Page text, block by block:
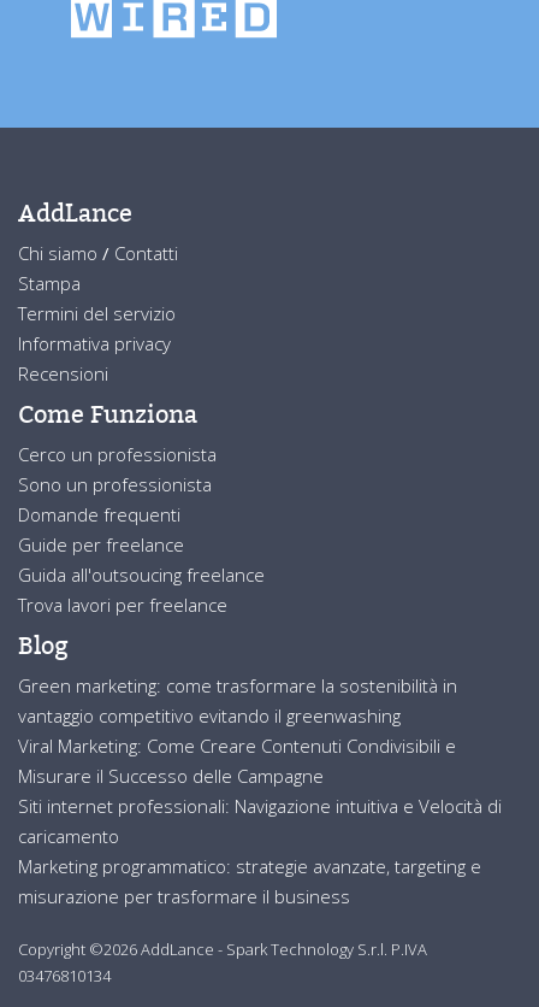
AddLance
Chi siamo / Contatti
Stampa
Termini del servizio
Informativa privacy
Recensioni
Come Funziona
Cerco un professionista
Sono un professionista
Domande frequenti
Guide per freelance
Guida all'outsoucing freelance
Trova lavori per freelance
Blog
Green marketing: come trasformare la sostenibilità in
vantaggio competitivo evitando il greenwashing
Viral Marketing: Come Creare Contenuti Condivisibili e
Misurare il Successo delle Campagne
Siti internet professionali: Navigazione intuitiva e Velocità di
caricamento
Marketing programmatico: strategie avanzate, targeting e
misurazione per trasformare il business
Copyright ©2026 AddLance - Spark Technology S.r.l. P.IVA
03476810134